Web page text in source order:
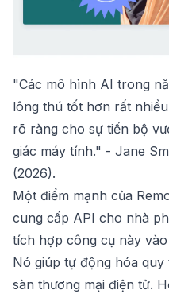
"Các mô hình AI trong
lông thú tốt hơn rất
rõ ràng cho sự tiến bộ
giác máy tính." - Jane
(2026).
Một điểm mạnh của
cung cấp API cho nhà
tích hợp công cụ này
Nó giúp tự động hóa
sàn thương mại điện tử.